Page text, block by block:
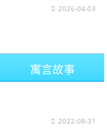
2026-04-03
寓言故事
2022-08-31